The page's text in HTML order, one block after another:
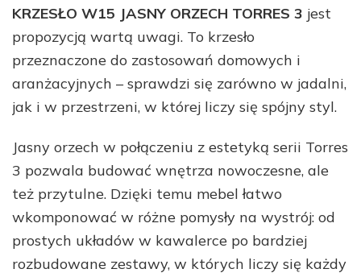
KRZESŁO W15 JASNY ORZECH TORRES 3 jest
propozycją wartą uwagi. To krzesło
przeznaczone do zastosowań domowych i
aranżacyjnych – sprawdzi się zarówno w jadalni,
jak i w przestrzeni, w której liczy się spójny styl.
Jasny orzech w połączeniu z estetyką serii Torres
3 pozwala budować wnętrza nowoczesne, ale
też przytulne. Dzięki temu mebel łatwo
wkomponować w różne pomysły na wystrój: od
prostych układów w kawalerce po bardziej
rozbudowane zestawy, w których liczy się każdy